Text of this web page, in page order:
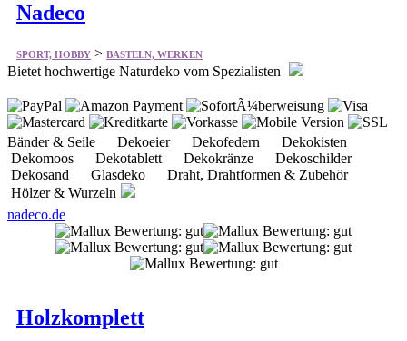
Nadeco
SPORT, HOBBY > BASTELN, WERKEN
Bietet hochwertige Naturdeko vom Spezialisten
Bänder & Seile Dekoeier Dekofedern Dekokisten
Dekomoos Dekotablett Dekokränze Dekoschilder
Dekosand Glasdeko Draht, Drahtformen & Zubehör
Hölzer & Wurzeln
nadeco.de
Holzkomplett